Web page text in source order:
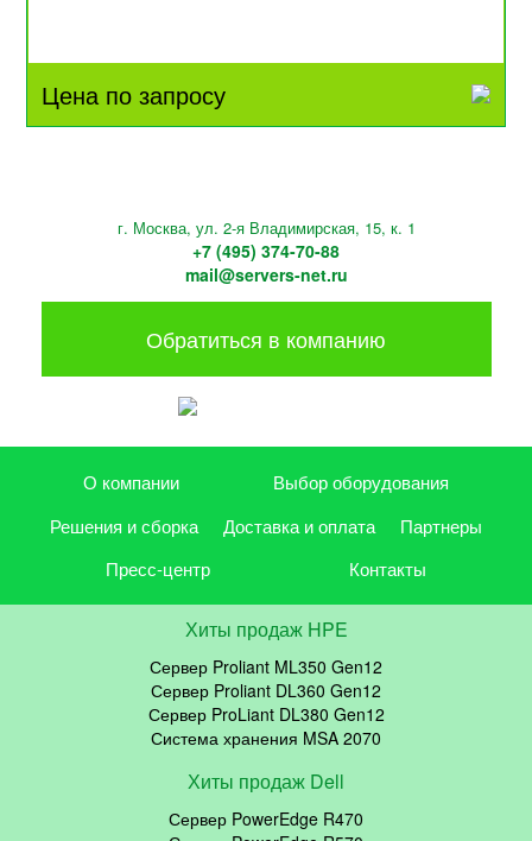
Цена по запросу
г. Москва, ул. 2-я Владимирская, 15, к. 1
+7 (495) 374-70-88
mail@servers-net.ru
Обратиться в компанию
О компании
Выбор оборудования
Решения и сборка
Доставка и оплата
Партнеры
Пресс-центр
Контакты
Хиты продаж HPE
Сервер Proliant ML350 Gen12
Сервер Proliant DL360 Gen12
Сервер ProLiant DL380 Gen12
Система хранения MSA 2070
Хиты продаж Dell
Сервер PowerEdge R470